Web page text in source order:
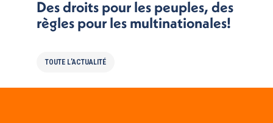
Des droits pour les peuples, des
règles pour les multinationales!
TOUTE L'ACTUALITÉ